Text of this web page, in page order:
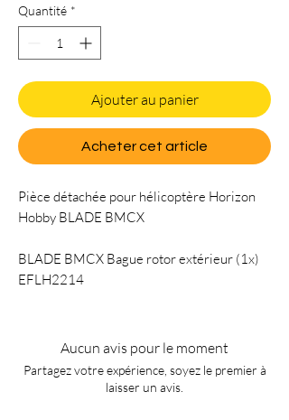
Quantité *
Ajouter au panier
Acheter cet article
Pièce détachée pour hélicoptère Horizon
Hobby BLADE BMCX
BLADE BMCX Bague rotor extérieur (1x)
EFLH2214
Aucun avis pour le moment
Partagez votre expérience, soyez le premier à
laisser un avis.